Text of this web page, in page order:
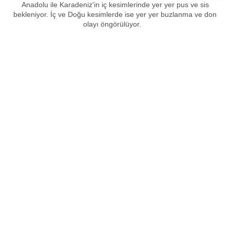
Anadolu ile Karadeniz'in iç kesimlerinde yer yer pus ve sis
bekleniyor. İç ve Doğu kesimlerde ise yer yer buzlanma ve don
olayı öngörülüyor.